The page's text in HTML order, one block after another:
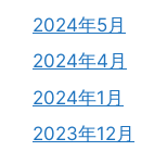
2024年5月
2024年4月
2024年1月
2023年12月